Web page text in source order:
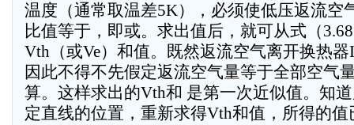
温度（通常取温差5K），必须使低压返流空
比值等于，即或。求出值后，就可从式（
Vth（或Ve）和值。既然返流空气离开换热
因此不得不先假定返流空气量等于全部空气
算。这样求出的Vth和 是第一次近似值。知
定直线的位置，重新求得Vth和值，所得的